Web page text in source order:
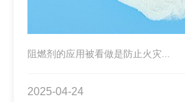
阻燃剂的应用被看做是防止火灾...
2025-04-24